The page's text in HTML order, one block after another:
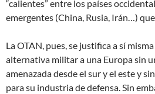
“calientes” entre los países
emergentes (China, Rusia, Irán…)
La OTAN, pues, se justifica a sí
alternativa militar a una Europa sin
amenazada desde el sur y el este y
para su industria de defensa. Sin